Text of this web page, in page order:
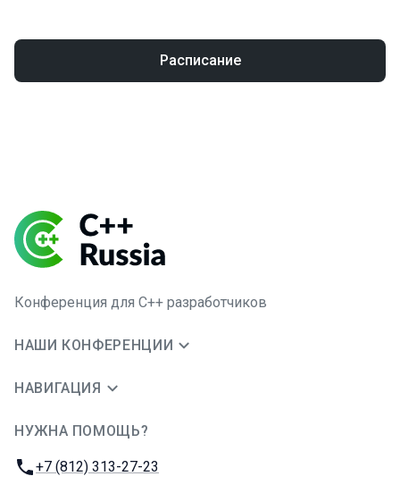
Расписание
Конференция для C++ разработчиков
НАШИ КОНФЕРЕНЦИИ
НАВИГАЦИЯ
НУЖНА ПОМОЩЬ?
Телефон:
+7 (812) 313-27-23